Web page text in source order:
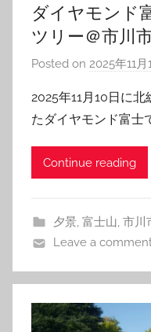
ダイヤモンド
ツリー＠市川
Posted on 2025年11月
2025年11月10日に
たダイヤモンド富士
Continue reading
夕景, 富士山, 市川
Leave a